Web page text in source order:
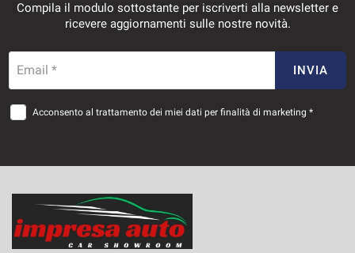
VEDI
367€/mese
36 Mesi
36 Mesi
VEDI
Compila il modulo sottostante per iscriverti alla newsletter e
ricevere aggiornamenti sulle nostre novità.
Email * INVIA
Acconsento al trattamento dei miei dati per finalità di marketing *